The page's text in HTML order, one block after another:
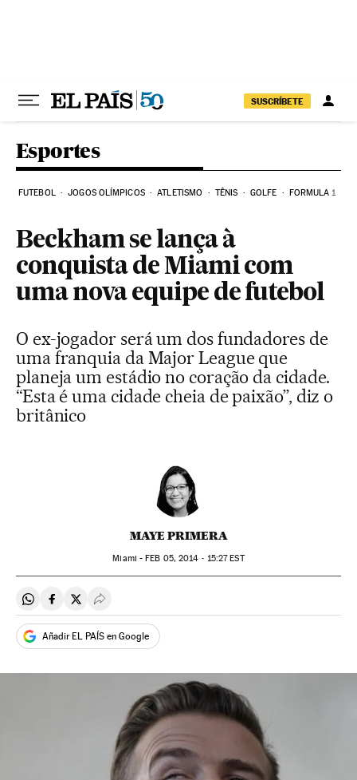
SUSCRÍBETE
Esportes
FUTEBOL JOGOS OLÍMPICOS ATLETISMO TÊNIS GOLFE FORMULA 1
Beckham se lança à
conquista de Miami com
uma nova equipe de futebol
O ex-jogador será um dos fundadores de
uma franquia da Major League que
planeja um estádio no coração da cidade.
“Esta é uma cidade cheia de paixão”, diz o
britânico
MAYE PRIMERA
Miami -FEB 05, 2014 - 15:27EST
Compartir en Whatsapp
Compartir en Facebook
Compartir en Twitter
Desplegar Redes Sociales
Añadir EL PAÍS en Google